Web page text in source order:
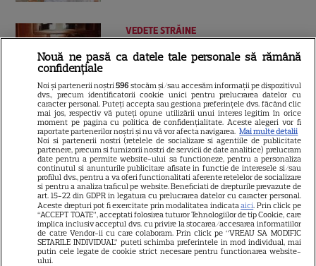
7
VEDETE STRĂINE
O mai ții minte pe mama lui
Jennifer Coolidge, la 64 de ani,
dezvăluie greșeala pe care o
regretă și astăzi
4
VEDETE ROMÂNEŞTI
Cezar Ouatu a devenit tată
pentru prima dată la 46 de ani.
Ce nume deosebit a ales
pentru fetița lui
Nouă ne pasă ca datele tale personale să rămână
confidențiale
Noi și partenerii noștri596 stocăm și/sau accesăm informații pe dispozitivul
dvs., precum identificatorii cookie unici pentru prelucrarea datelor cu
caracter personal. Puteți accepta sau gestiona preferințele dvs. făcând clic
mai jos, respectiv vă puteți opune utilizării unui interes legitim în orice
moment pe pagina cu politica de confidențialitate. Aceste alegeri vor fi
raportate partenerilor noștri și nu vă vor afecta navigarea. Mai multe detalii
Noi si partenerii nostri (retelele de socializare si agentiile de publicitate
partenere, precum si furnizorii nostri de servicii de date analitice) prelucram
date pentru a permite website-ului sa functioneze, pentru a personaliza
continutul si anunturile publicitare afisate in functie de interesele si/sau
profilul dvs., pentru a va oferi functionalitati aferente retelelor de socializare
si pentru a analiza traficul pe website. Beneficiati de drepturile prevazute de
art. 15-22 din GDPR in legatura cu prelucrarea datelor cu caracter personal.
Aceste drepturi pot fi exercitate prin modalitatea indicataaici. Prin click pe
“ACCEPT TOATE”, acceptati folosirea tuturor Tehnologiilor de tip Cookie, care
implica inclusiv acceptul dvs. cu privire la stocarea/accesarea informatiilor
de catre Vendor-ii cu care colaboram. Prin click pe “VREAU SA MODIFIC
SETARILE INDIVIDUAL” puteti schimba preferintele in mod individual, mai
putin cele legate de cookie strict necesare pentru functionarea website-
ului.